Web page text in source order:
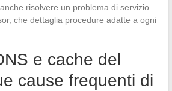
risolvere un problema di servizio
che dettaglia procedure adatte a ogni
e cache del
cause frequenti di